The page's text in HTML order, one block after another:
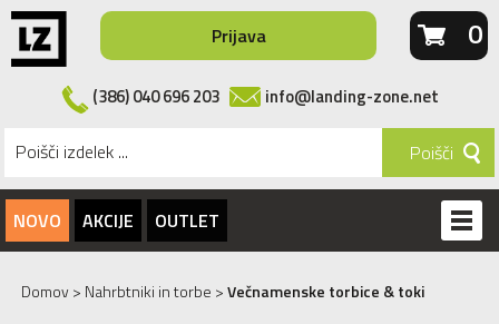
NOVO AKCIJE OUTLET
(386) 040 696 203 info@landing-zone.net
Prijava
Poišči
0
Domov> Nahrbtniki in torbe >Večnamenske torbice & toki